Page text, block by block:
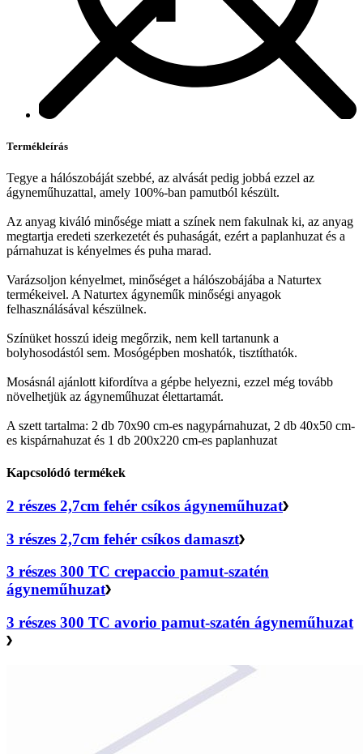
Termékleírás
Tegye a hálószobáját szebbé, az alvását pedig jobbá ezzel az
ágyneműhuzattal, amely 100%-ban pamutból készült.
Az anyag kiváló minősége miatt a színek nem fakulnak ki, az anyag
megtartja eredeti szerkezetét és puhaságát, ezért a paplanhuzat és a
párnahuzat is kényelmes és puha marad.
Varázsoljon kényelmet, minőséget a hálószobájába a Naturtex
termékeivel. A Naturtex ágyneműk minőségi anyagok
felhasználásával készülnek.
Színüket hosszú ideig megőrzik, nem kell tartanunk a
bolyhosodástól sem. Mosógépben moshatók, tisztíthatók.
Mosásnál ajánlott kifordítva a gépbe helyezni, ezzel még tovább
növelhetjük az ágyneműhuzat élettartamát.
A szett tartalma: 2 db 70x90 cm-es nagypárnahuzat, 2 db 40x50 cm-
es kispárnahuzat és 1 db 200x220 cm-es paplanhuzat
Kapcsolódó termékek
2 részes 2,7cm fehér csíkos ágyneműhuzat
3 részes 2,7cm fehér csíkos damaszt
3 részes 300 TC crepaccio pamut-szatén
ágyneműhuzat
3 részes 300 TC avorio pamut-szatén ágyneműhuzat